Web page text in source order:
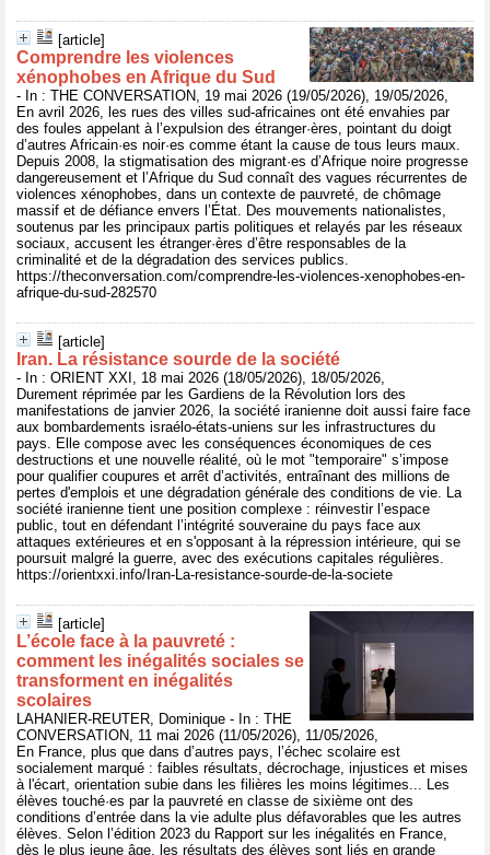
[article]
Comprendre les violences
xénophobes en Afrique du Sud
- In : THE CONVERSATION, 19 mai 2026 (19/05/2026), 19/05/2026,
En avril 2026, les rues des villes sud-africaines ont été envahies par
des foules appelant à l’expulsion des étranger·ères, pointant du doigt
d’autres Africain·es noir·es comme étant la cause de tous leurs maux.
Depuis 2008, la stigmatisation des migrant·es d’Afrique noire progresse
dangereusement et l’Afrique du Sud connaît des vagues récurrentes de
violences xénophobes, dans un contexte de pauvreté, de chômage
massif et de défiance envers l’État. Des mouvements nationalistes,
soutenus par les principaux partis politiques et relayés par les réseaux
sociaux, accusent les étranger·ères d’être responsables de la
criminalité et de la dégradation des services publics.
https://theconversation.com/comprendre-les-violences-xenophobes-en-
afrique-du-sud-282570
[article]
Iran. La résistance sourde de la société
- In : ORIENT XXI, 18 mai 2026 (18/05/2026), 18/05/2026,
Durement réprimée par les Gardiens de la Révolution lors des
manifestations de janvier 2026, la société iranienne doit aussi faire face
aux bombardements israélo-états-uniens sur les infrastructures du
pays. Elle compose avec les conséquences économiques de ces
destructions et une nouvelle réalité, où le mot "temporaire" s’impose
pour qualifier coupures et arrêt d’activités, entraînant des millions de
pertes d'emplois et une dégradation générale des conditions de vie. La
société iranienne tient une position complexe : réinvestir l’espace
public, tout en défendant l’intégrité souveraine du pays face aux
attaques extérieures et en s'opposant à la répression intérieure, qui se
poursuit malgré la guerre, avec des exécutions capitales régulières.
https://orientxxi.info/Iran-La-resistance-sourde-de-la-societe
[article]
L’école face à la pauvreté :
comment les inégalités sociales se
transforment en inégalités
scolaires
LAHANIER-REUTER, Dominique - In : THE
CONVERSATION, 11 mai 2026 (11/05/2026), 11/05/2026,
En France, plus que dans d’autres pays, l’échec scolaire est
socialement marqué : faibles résultats, décrochage, injustices et mises
à l'écart, orientation subie dans les filières les moins légitimes... Les
élèves touché·es par la pauvreté en classe de sixième ont des
conditions d’entrée dans la vie adulte plus défavorables que les autres
élèves. Selon l’édition 2023 du Rapport sur les inégalités en France,
dès le plus jeune âge, les résultats des élèves sont liés en grande